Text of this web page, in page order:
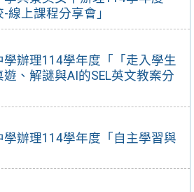
線上課程分享會」
辦理114學年度「「走入學生
、解謎與AI的SEL英文教案分
辦理114學年度「自主學習與